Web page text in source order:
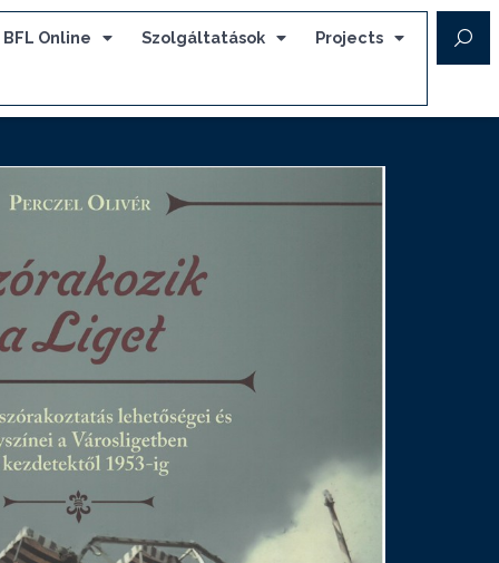
BFL Online Szolgáltatások Projects